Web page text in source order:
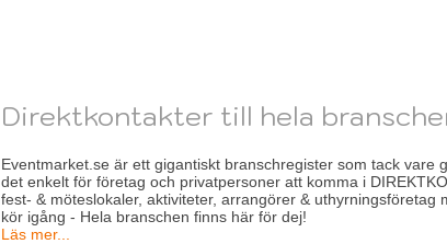
Direktkontakter till hela
Eventmarket.se är ett gigantiskt branschregister som tack vare
det enkelt för företag och privatpersoner att komma i
fest- & möteslokaler, aktiviteter, arrangörer & uthyrningsföretag
kör igång - Hela branschen finns här för dej!
Läs mer...